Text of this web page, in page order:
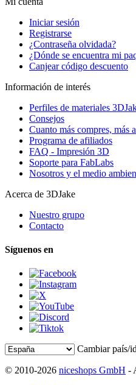
Iniciar sesión
Registrarse
¿Contraseña olvidada?
¿Dónde se encuentra mi
Canjear código descuento
Información de interés
Perfiles de materiales
Consejos
Cuanto más compres, más
Programa de afiliados
FAQ - Impresión 3D
Soporte para FabLabs
Nosotros y el medio
Acerca de 3DJake
Nuestro grupo
Contacto
Síguenos en
Cambiar país/
© 2010-2026 niceshops GmbH -